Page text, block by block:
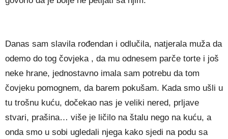
Danas sam slavila rođendan i odlučila, natjerala muža da
odemo do tog čovjeka , da mu odnesem parče torte i još
neke hrane, jednostavno imala sam potrebu da tom
čovjeku pomognem, da barem pokušam. Kada smo ušli u
tu trošnu kuću, dočekao nas je veliki nered, prljave
stvari, prašina… više je ličilo na štalu nego na kuću, a
onda smo u sobi ugledali njega kako sjedi na podu sa